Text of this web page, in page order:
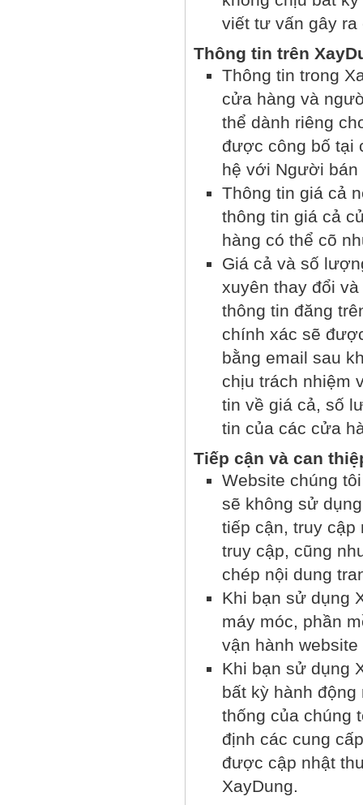
viết tư vấn gây ra
Thông tin trên
Thông tin trong
cửa hàng và
thể dành riêng
được công bố tại
hệ với Người bán
Thông tin giá cả
thông tin giá cả
hàng có thể cõ
Giá cả và số
xuyên thay đổi
thông tin đăng
chính xác sẽ
bằng email sau
chịu trách nhiệm
tin về giá cả, số
tin của các cửa
Tiếp cận và can
Website chúng
sẽ không sử
tiếp cận, truy
truy cập, cũng
chép nội dung
Khi bạn sử dụng
máy móc, phần
vận hành
Khi bạn sử dụng
bất kỳ hành
thống của chúng
định các cung
được cập nhật
XayDung.